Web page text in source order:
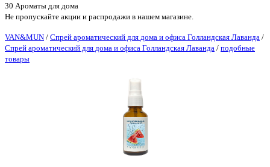
30 Ароматы для дома
Не пропускайте акции и распродажи в нашем магазине.
VAN&MUN / Спрей ароматический для дома и офиса Голландская Лаванда /
Спрей ароматический для дома и офиса Голландская Лаванда / подобные
товары